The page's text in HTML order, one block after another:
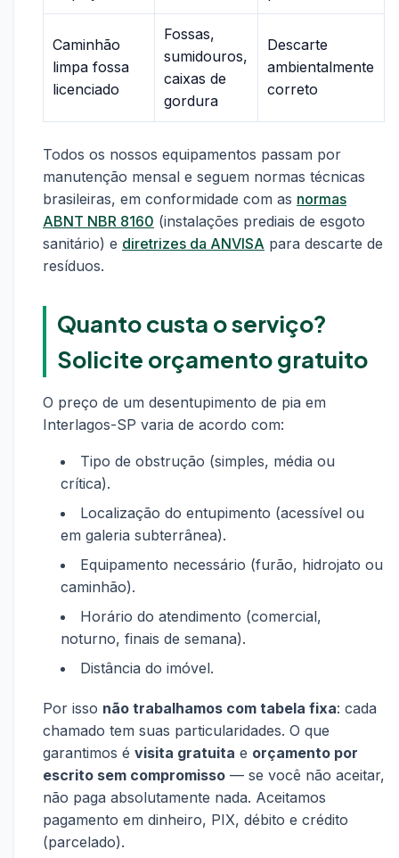
Caminhão
limpa fossa
licenciado
Fossas,
sumidouros,
caixas de
gordura
Descarte
ambientalmente
correto
Todos os nossos equipamentos passam por
manutenção mensal e seguem normas técnicas
brasileiras, em conformidade com as normas
ABNT NBR 8160 (instalações prediais de esgoto
sanitário) e diretrizes da ANVISA para descarte de
resíduos.
Quanto custa o serviço?
Solicite orçamento gratuito
O preço de um desentupimento de pia em
Interlagos-SP varia de acordo com:
Tipo de obstrução (simples, média ou
crítica).
Localização do entupimento (acessível ou
em galeria subterrânea).
Equipamento necessário (furão, hidrojato ou
caminhão).
Horário do atendimento (comercial,
noturno, finais de semana).
Distância do imóvel.
Por isso não trabalhamos com tabela fixa: cada
chamado tem suas particularidades. O que
garantimos é visita gratuita e orçamento por
escrito sem compromisso — se você não aceitar,
não paga absolutamente nada. Aceitamos
pagamento em dinheiro, PIX, débito e crédito
(parcelado).